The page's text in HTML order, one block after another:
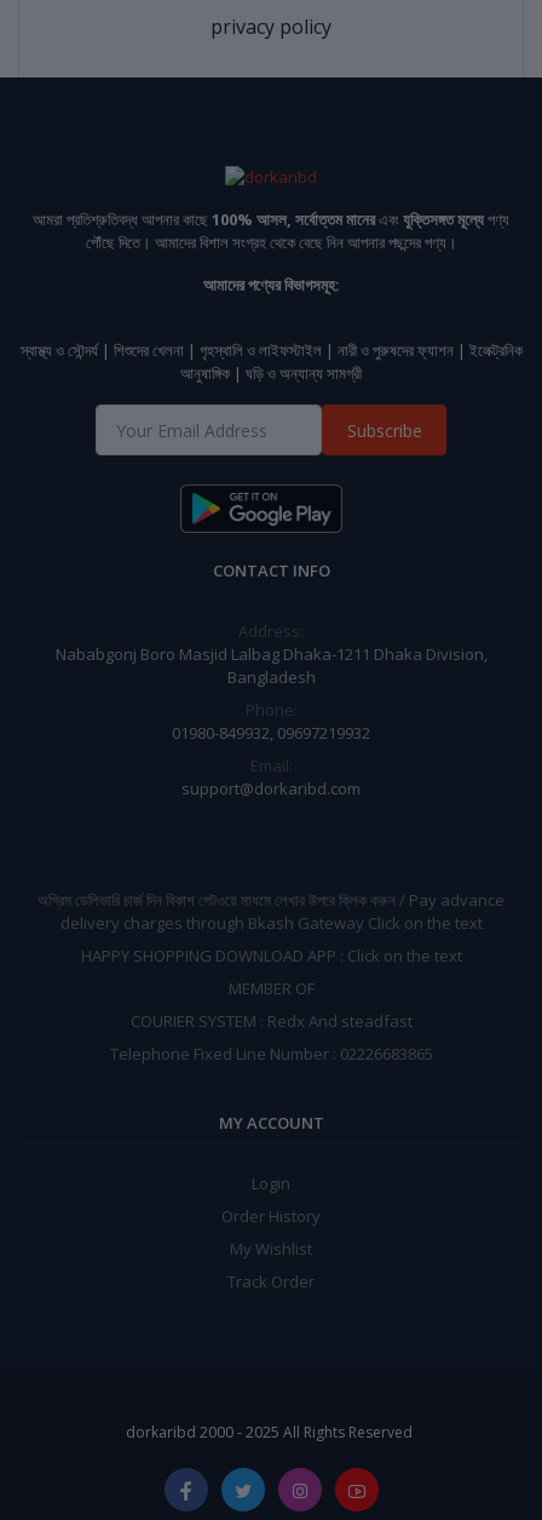
privacy policy
আমরা প্রতিশ্রুতিবদ্ধ আপনার কাছে 100% আসল, সর্বোত্তম মানেরএবংযুক্তিসঙ্গত মূল্যেপণ্য
পৌঁছে দিতে। আমাদের বিশাল সংগ্রহ থেকে বেছে নিন আপনার পছন্দের পণ্য।
আমাদের পণ্যের বিভাগসমূহ:
স্বাস্থ্য ও সৌন্দর্য | শিশুদের খেলনা | গৃহস্থালি ও লাইফস্টাইল | নারী ও পুরুষদের ফ্যাশন | ইলেক্ট্রনিক
আনুষাঙ্গিক | ঘড়ি ও অন্যান্য সামগ্রী
Subscribe
CONTACT INFO
Address:
Nababgonj Boro Masjid Lalbag Dhaka-1211 Dhaka Division,
Bangladesh
Phone:
01980-849932, 09697219932
Email:
support@dorkaribd.com
অগ্রিম ডেলিভারি চার্জ দিন বিকাশ গেটওয়ে মাধমে লেখার উপরে ক্লিক করুন / Pay advance
delivery charges through Bkash Gateway Click on the text
HAPPY SHOPPING DOWNLOAD APP : Click on the text
MEMBER OF
COURIER SYSTEM : Redx And steadfast
Telephone Fixed Line Number : 02226683865
MY ACCOUNT
Login
Order History
My Wishlist
Track Order
dorkaribd 2000 - 2025 All Rights Reserved